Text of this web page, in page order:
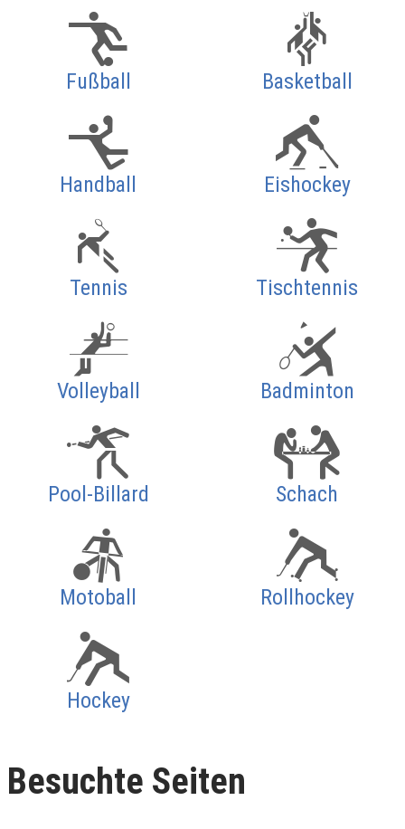
Fußball Basketball
Handball Eishockey
Tennis Tischtennis
Volleyball Badminton
Pool-Billard Schach
Motoball Rollhockey
Hockey
Besuchte Seiten